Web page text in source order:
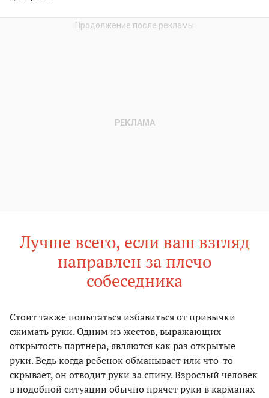
Лучше всего, если ваш взгляд
направлен за плечо
собеседника
Стоит также попытаться избавиться от привычки
сжимать руки. Одним из жестов, выражающих
открытость партнера, являются как раз открытые
руки. Ведь когда ребенок обманывает или что-то
скрывает, он отводит руки за спину. Взрослый человек
в подобной ситуации обычно прячет руки в карманах